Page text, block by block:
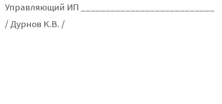
Управляющий ИП ___________________________
/ Дурнов К.В. /